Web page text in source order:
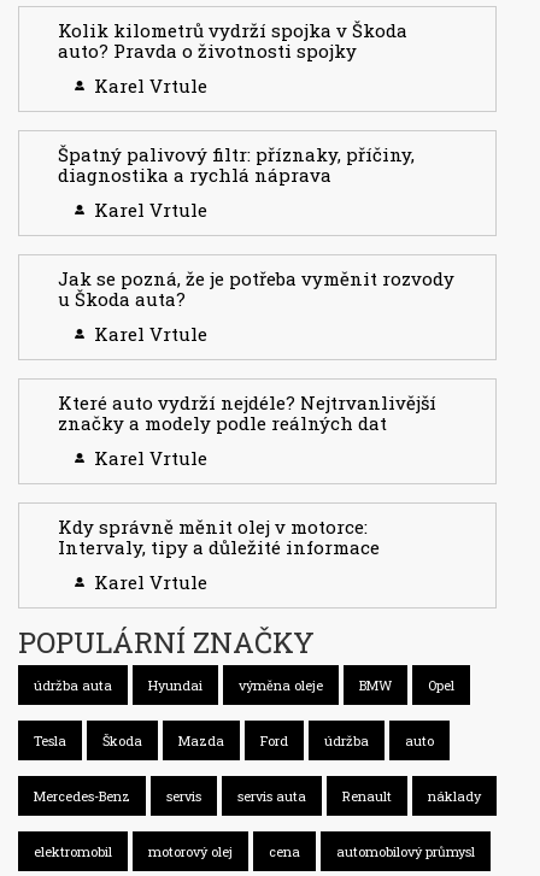
Kolik kilometrů vydrží spojka v Škoda
auto? Pravda o životnosti spojky
Karel Vrtule
Špatný palivový filtr: příznaky, příčiny,
diagnostika a rychlá náprava
Karel Vrtule
Jak se pozná, že je potřeba vyměnit rozvody
u Škoda auta?
Karel Vrtule
Které auto vydrží nejdéle? Nejtrvanlivější
značky a modely podle reálných dat
Karel Vrtule
Kdy správně měnit olej v motorce:
Intervaly, tipy a důležité informace
Karel Vrtule
POPULÁRNÍ ZNAČKY
údržba auta Hyundai výměna oleje BMW Opel
Tesla Škoda Mazda Ford údržba auto
Mercedes-Benz servis servis auta Renault náklady
elektromobil motorový olej cena automobilový průmysl